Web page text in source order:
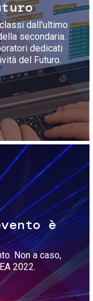
dall'ultimo
secondaria.
dedicati
del Futuro.
è
Non a caso,
2022.